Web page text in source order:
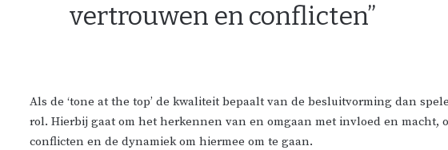
vertrouwen en conflicten”
Als de ‘tone at the top’ de kwaliteit bepaalt van de besluitvorming dan
rol. Hierbij gaat om het herkennen van en omgaan met invloed en
conflicten en de dynamiek om hiermee om te gaan.